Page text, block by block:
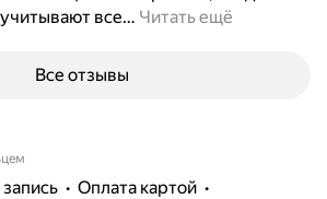
все… Читать ещё
Все отзывы
запись
Оплата картой